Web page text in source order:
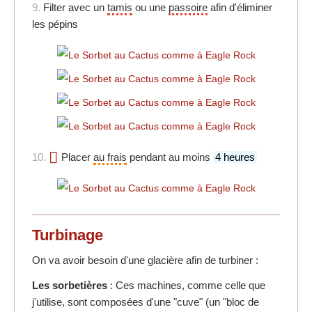
9. Filter avec un tamis ou une passoire afin d'éliminer
les pépins
10. Placer au frais pendant au moins 4 heures
Turbinage
On va avoir besoin d'une glacière afin de turbiner :
Les sorbetières : Ces machines, comme celle que
j'utilise, sont composées d'une "cuve" (un "bloc de